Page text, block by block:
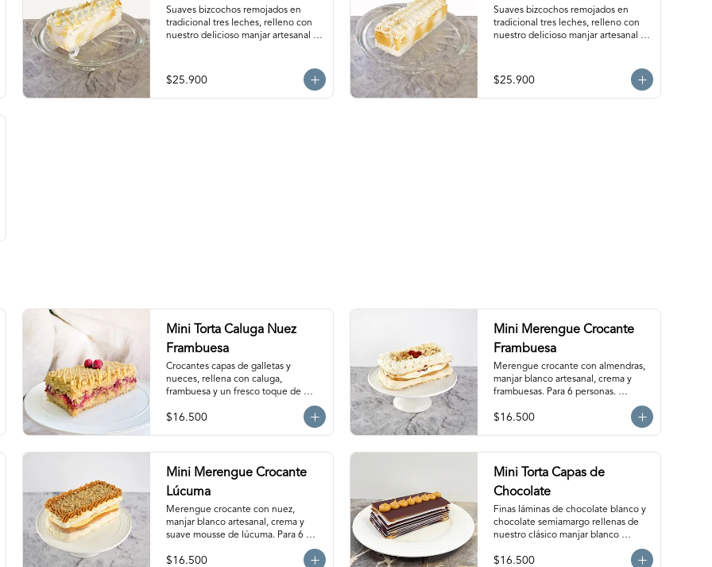
Suaves bizcochos remojados en
tradicional tres leches, relleno con
nuestro delicioso manjar artesanal y
Producto congelado, se recomienda
descongelar de 2 horas a
temperatura ambiente antes de
$25.900
Suaves bizcochos remojados en
tradicional tres leches, relleno con
nuestro delicioso manjar artesanal y
personas. Producto congelado, se
recomienda descongelar de 2 horas
a temperatura ambiente antes de
$25.900
Mini Torta Caluga Nuez
Frambuesa
Crocantes capas de galletas y
nueces, rellena con caluga,
frambuesa y un fresco toque de
Producto congelado, se recomienda
descongelar 1  hora a temperatura
$16.500
Mini Merengue Crocante
Frambuesa
Merengue crocante con almendras,
manjar blanco artesanal, crema y
frambuesas. Para 6 personas.
Producto congelado, se recomienda
descongelar de 1 hora a temperatura
$16.500
Mini Merengue Crocante
Lúcuma
Merengue crocante con nuez,
manjar blanco artesanal, crema y
suave mousse de lúcuma. Para 6
personas. Producto congelado, se
recomienda descongelar de 1  hora
$16.500
Mini Torta Capas de
Chocolate
Finas láminas de chocolate blanco y
chocolate semiamargo rellenas de
nuestro clásico manjar blanco
$16.500